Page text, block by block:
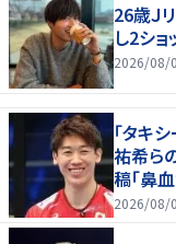
26歳Ｊ
し2ショ
2026/08/
「タキ
祐希ら
稿「鼻
好いい」
2026/08/